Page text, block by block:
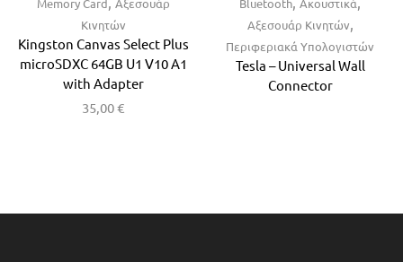
Memory Card Αξεσουάρ
Κινητών
Kingston Canvas Select Plus
microSDXC 64GB U1 V10 A1
with Adapter
35,00€
Bluetooth Ακουστικά
Αξεσουάρ Κινητών,
Περιφεριακά Υπολογιστών
Tesla – Universal Wall
Connector